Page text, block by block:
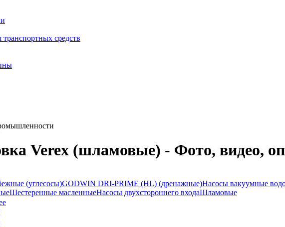
средств
Verex (шламовые) - Фото, видео,
(углесосы)GODWIN DRI-PRIME (HL) (дренажные)Насосы вакуумные
Шестеренные масленныеНасосы двухстороннего входаШламовые